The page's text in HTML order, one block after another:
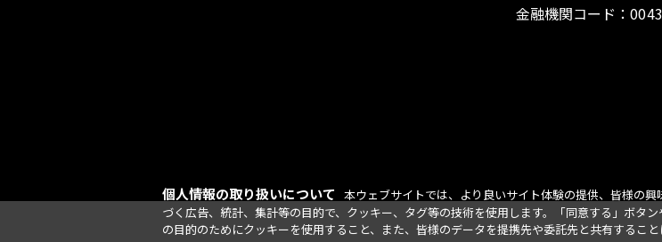
金融機関コード：
個人情報の取り扱いについて 本ウェブサイトでは、より良いサイト体験の提供、皆様の
づく広告、統計、集計等の目的で、クッキー、タグ等の技術を使用します。「同意する」ボタ
の目的のためにクッキーを使用すること、また、皆様のデータを提携先や委託先と共有すること